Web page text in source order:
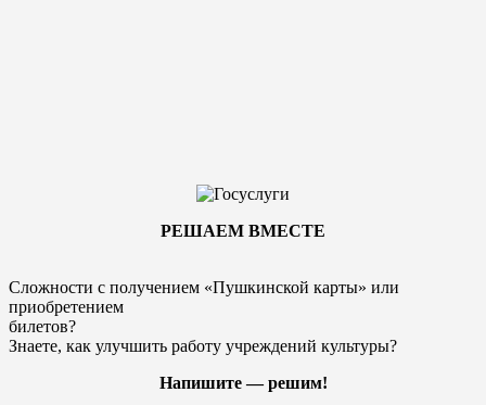
РЕШАЕМ ВМЕСТЕ
Сложности с получением «Пушкинской карты» или
приобретением
билетов?
Знаете, как улучшить работу учреждений культуры?
Напишите — решим!